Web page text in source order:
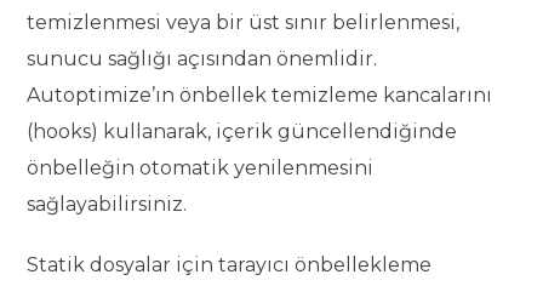
temizlenmesi veya bir üst sınır belirlenmesi,
sunucu sağlığı açısından önemlidir.
Autoptimize’ın önbellek temizleme kancalarını
(hooks) kullanarak, içerik güncellendiğinde
önbelleğin otomatik yenilenmesini
sağlayabilirsiniz.
Statik dosyalar için tarayıcı önbellekleme